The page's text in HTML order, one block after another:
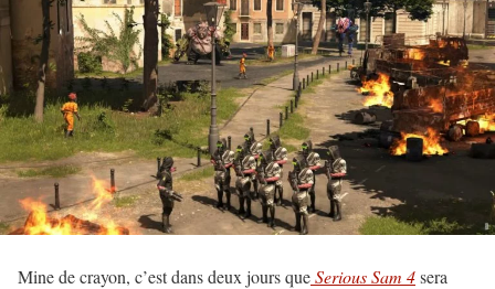
Mine de crayon, c’est dans deux jours queSerious Sam 4sera